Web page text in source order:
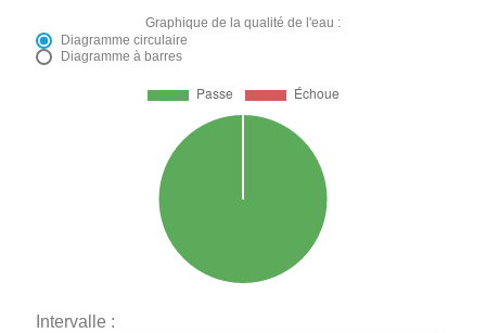
Graphique de la qualité de l'eau :
Diagramme circulaire
Diagramme à barres
Intervalle :